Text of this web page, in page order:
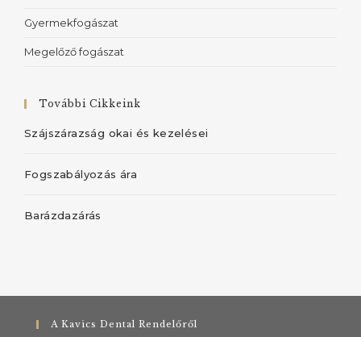
Gyermekfogászat
Megelőző fogászat
További Cikkeink
Szájszárazság okai és kezelései
Fogszabályozás ára
Barázdazárás
A Kavics Dental Rendelőről